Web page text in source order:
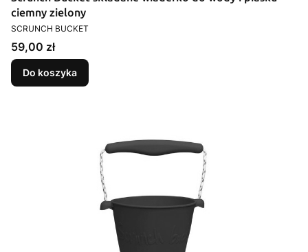
ciemny zielony
PRODUCENT
SCRUNCH BUCKET
Cena
59,00 zł
Do koszyka